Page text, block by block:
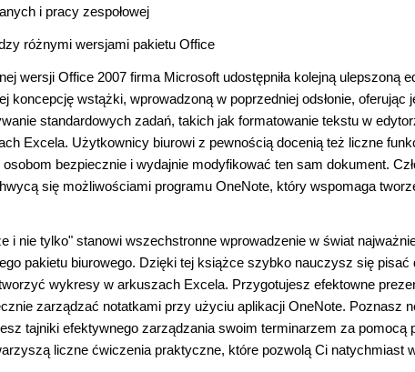
i pracy zespołowej
różnymi wersjami pakietu Office
wersji Office 2007 firma Microsoft udostępniła kolejną ulepszoną
koncepcję wstążki, wprowadzoną w poprzedniej odsłonie, oferując
standardowych zadań, takich jak formatowanie tekstu w
Excela. Użytkownicy biurowi z pewnością docenią też liczne
bezpiecznie i wydajnie modyfikować ten sam dokument.
się możliwościami programu OneNote, który wspomaga
i nie tylko" stanowi wszechstronne wprowadzenie w świat
pakietu biurowego. Dzięki tej książce szybko nauczysz się
wykresy w arkuszach Excela. Przygotujesz efektowne
zarządzać notatkami przy użyciu aplikacji OneNote. Poznasz
tajniki efektywnego zarządzania swoim terminarzem za pomocą
liczne ćwiczenia praktyczne, które pozwolą Ci natychmiast